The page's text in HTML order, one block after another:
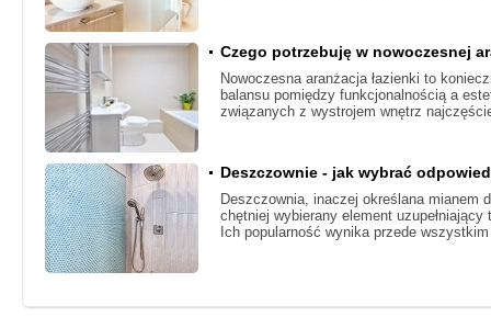
Czego potrzebuję w nowoczesnej
Nowoczesna aranżacja łazienki to
balansu pomiędzy funkcjonalnością a
związanych z wystrojem wnętrz
Deszczownie - jak wybrać
Deszczownia, inaczej określana mianem
chętniej wybierany element uzupełniający
Ich popularność wynika przede